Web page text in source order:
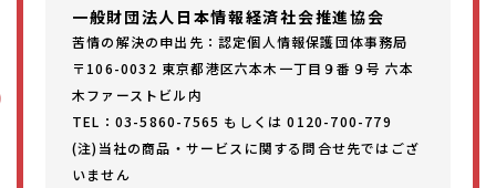
一般財団法人日本情報経済社会推進協会
苦情の解決の申出先：認定個人情報保護団体事務局
〒106-0032 東京都港区六本木一丁目９番９号 六本
木ファーストビル内
TEL：03-5860-7565 もしくは 0120-700-779
(注)当社の商品・サービスに関する問合せ先ではござ
いません